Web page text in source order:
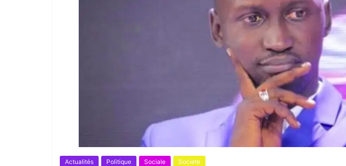
Actualités Politique Sociale
Societe